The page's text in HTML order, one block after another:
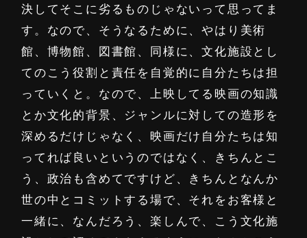
決してそこに劣るものじゃないって思ってま
す。なので、そうなるために、やはり美術
館、博物館、図書館、同様に、文化施設とし
てのこう役割と責任を自覚的に自分たちは担
っていくと。なので、上映してる映画の知識
とか文化的背景、ジャンルに対しての造形を
深めるだけじゃなく、映画だけ自分たちは知
ってれば良いというのではなく、きちんとこ
う、政治も含めてですけど、きちんとなんか
世の中とコミットする場で、それをお客様と
一緒に、なんだろう、楽しんで、こう文化施